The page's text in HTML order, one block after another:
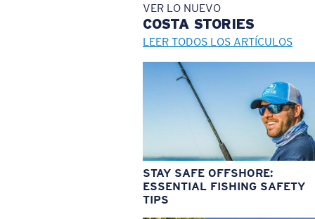
VER LO NUEVO
COSTA STORIES
LEER TODOS LOS ARTÍCULOS
STAY SAFE OFFSHORE:
ESSENTIAL FISHING SAFETY
TIPS